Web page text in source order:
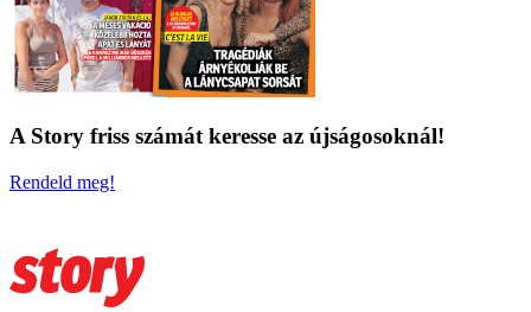
A Story friss számát keresse az újságosoknál!
Rendeld meg!